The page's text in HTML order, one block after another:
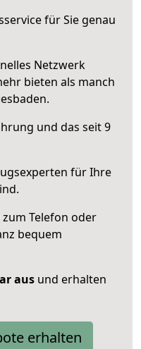
für Sie genau
Netzwerk
bieten als manch
und das seit 9
für Ihre
Telefon oder
bequem
aus und erhalten
erhalten